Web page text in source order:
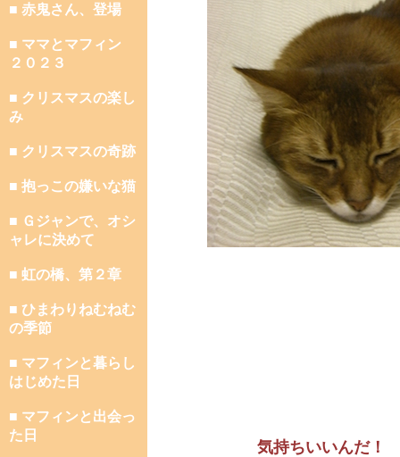
■ 赤鬼さん、登場
■ ママとマフィン
２０２３
■ クリスマスの楽し
み
■ クリスマスの奇跡
■ 抱っこの嫌いな猫
■ Ｇジャンで、オシ
ャレに決めて
■ 虹の橋、第２章
■ ひまわりねむねむ
の季節
■ マフィンと暮らし
はじめた日
■ マフィンと出会っ
た日
気持ちいいんだ！